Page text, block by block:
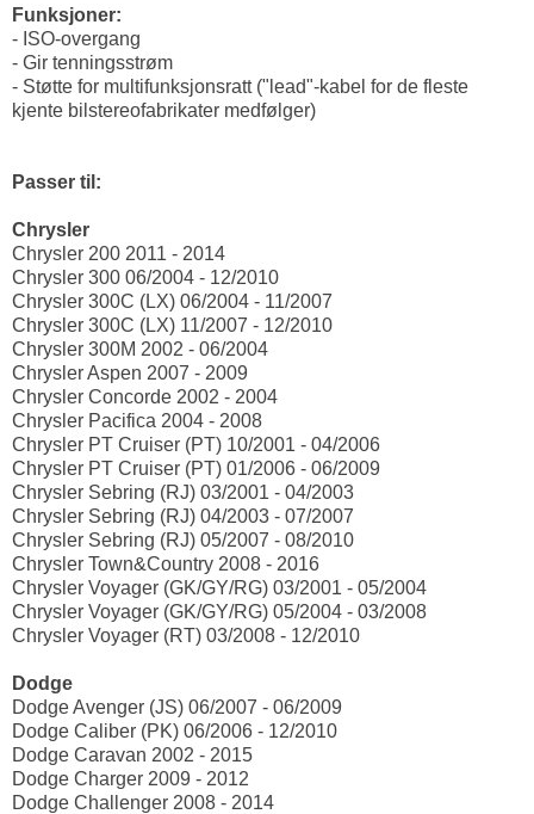
Funksjoner:
- ISO-overgang
- Gir tenningsstrøm
- Støtte for multifunksjonsratt ("lead"-kabel for de fleste
kjente bilstereofabrikater medfølger)
Passer til:
Chrysler
Chrysler 200 2011 - 2014
Chrysler 300 06/2004 - 12/2010
Chrysler 300C (LX) 06/2004 - 11/2007
Chrysler 300C (LX) 11/2007 - 12/2010
Chrysler 300M 2002 - 06/2004
Chrysler Aspen 2007 - 2009
Chrysler Concorde 2002 - 2004
Chrysler Pacifica 2004 - 2008
Chrysler PT Cruiser (PT) 10/2001 - 04/2006
Chrysler PT Cruiser (PT) 01/2006 - 06/2009
Chrysler Sebring (RJ) 03/2001 - 04/2003
Chrysler Sebring (RJ) 04/2003 - 07/2007
Chrysler Sebring (RJ) 05/2007 - 08/2010
Chrysler Town&Country 2008 - 2016
Chrysler Voyager (GK/GY/RG) 03/2001 - 05/2004
Chrysler Voyager (GK/GY/RG) 05/2004 - 03/2008
Chrysler Voyager (RT) 03/2008 - 12/2010
Dodge
Dodge Avenger (JS) 06/2007 - 06/2009
Dodge Caliber (PK) 06/2006 - 12/2010
Dodge Caravan 2002 - 2015
Dodge Charger 2009 - 2012
Dodge Challenger 2008 - 2014